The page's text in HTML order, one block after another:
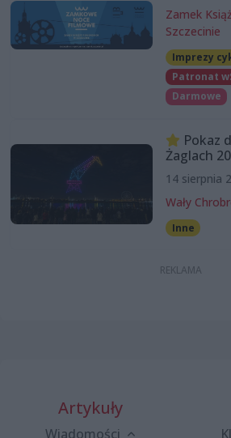
Zamek
Szczecinie
Imprezy
Patronat
Darmowe
Pokaz
Żaglach
14 sierpnia
Wały
Inne
Artykuły
Wiadomości